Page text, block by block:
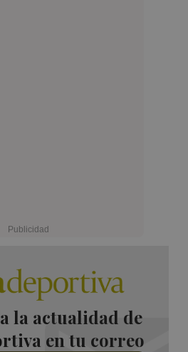
la actualidad de
en tu correo